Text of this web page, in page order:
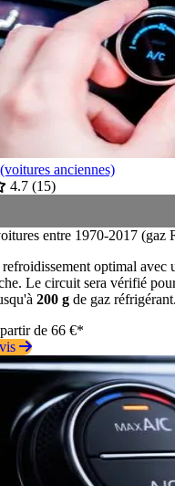
anciennes)
4.7 (15)
entre 1970-2017 (gaz
optimal avec
Le circuit sera vérifié
200 g de gaz réfrigérant.
de 66 €*